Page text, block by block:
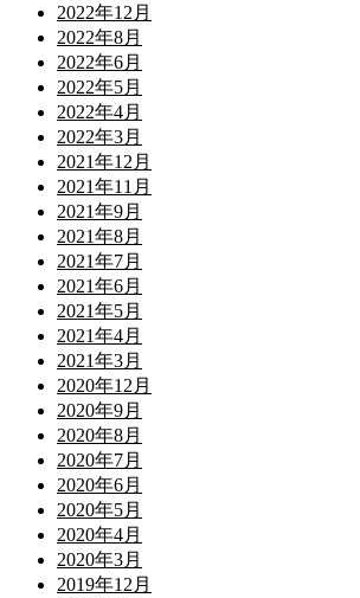
2022年12月
2022年8月
2022年6月
2022年5月
2022年4月
2022年3月
2021年12月
2021年11月
2021年9月
2021年8月
2021年7月
2021年6月
2021年5月
2021年4月
2021年3月
2020年12月
2020年9月
2020年8月
2020年7月
2020年6月
2020年5月
2020年4月
2020年3月
2019年12月